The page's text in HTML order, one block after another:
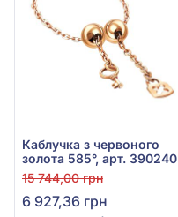
Каблучка з червоного
золота 585°, арт. 390240
15 744,00 грн
6 927,36 грн